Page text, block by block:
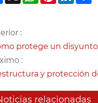
:
protege un
:
y protección
relacionadas